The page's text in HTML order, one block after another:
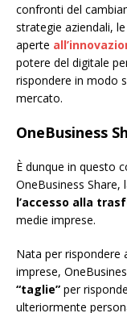
confronti del
strategie aziendali,
aperte
potere del digitale
rispondere in modo
mercato.
OneBusiness
È dunque in questo
OneBusiness Share,
l’accesso alla
medie imprese.
Nata per rispondere
imprese,
“taglie” per
ulteriormente